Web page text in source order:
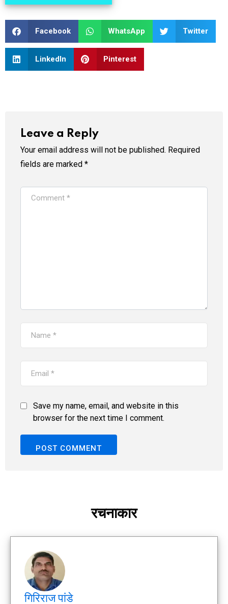
Facebook WhatsApp Twitter
LinkedIn Pinterest
Leave a Reply
Your email address will not be published. Required
fields are marked *
Save my name, email, and website in this
browser for the next time I comment.
रचनाकार
गिरिराज पांडे